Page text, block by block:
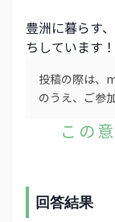
豊洲に暮らす
ちしています！
投稿の際は、
のうえ、ご参
この
回答結果